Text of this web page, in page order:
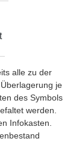
alle zu der
je
des Symbols
werden.
Infokasten.